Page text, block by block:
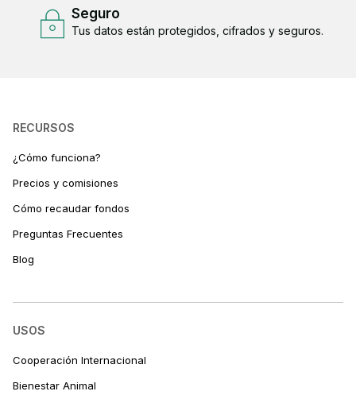
Seguro
Tus datos están protegidos, cifrados y seguros.
RECURSOS
¿Cómo funciona?
Precios y comisiones
Cómo recaudar fondos
Preguntas Frecuentes
Blog
USOS
Cooperación Internacional
Bienestar Animal